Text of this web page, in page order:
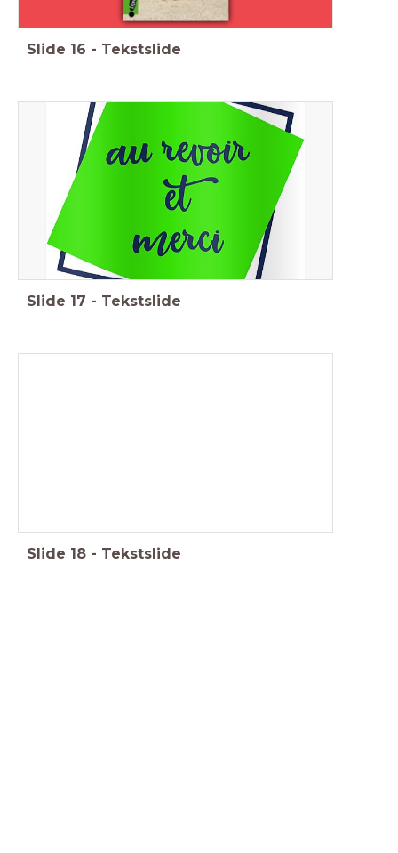
Slide 16 - Tekstslide
Slide 17 - Tekstslide
Slide 18 - Tekstslide